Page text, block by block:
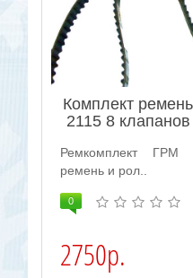
Комплект
2115 8
Ремкомплект ГРМ
ремень и рол..
0
2750р.